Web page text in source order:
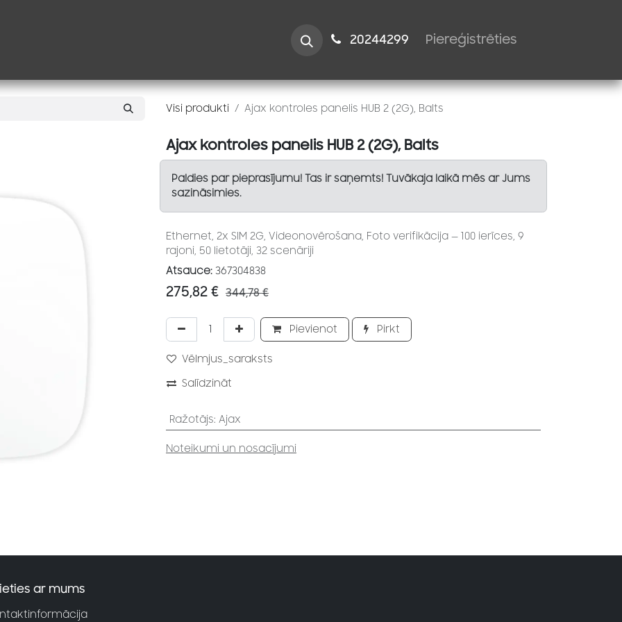
Speciālistiem 2024​​4299 Piereģistrēties
Visi produkti Ajax kontroles panelis HUB 2 (2G), Balts
Ajax kontroles panelis HUB 2 (2G), Balts
Paldies par pieprasījumu! Tas ir saņemts! Tuvākaja laikā mēs ar Jums
sazināsimies.
Ethernet, 2x SIM 2G, Videonovērošana, Foto verifikācija — 100 ierīces, 9
rajoni, 50 lietotāji, 32 scenāriji
Atsauce: 367304838
275,82 € 344,78€
Pievienot Pirkt
Vēlmjus_saraksts
Salīdzināt
Ražotājs: Ajax
Noteikumi un nosacījumi
ar mums